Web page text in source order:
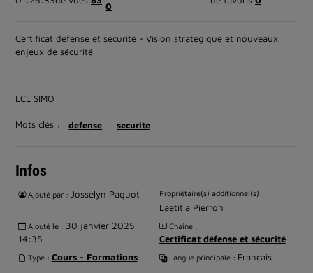
0
Certificat défense et sécurité - Vision stratégique et nouveaux
enjeux de sécurité
LCL SIMO
Mots clés : defense securite
Infos
Ajouté par : Josselyn Paquot Propriétaire(s) additionnel(s) :
Laetitia Pierron
Ajouté le : 30 janvier 2025
14:35
Chaîne :
Certificat défense et sécurité
Type : Cours - Formations Langue principale : Français